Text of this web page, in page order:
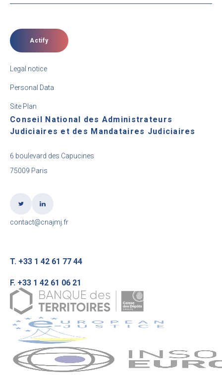
Actify
Legal notice
Personal Data
Site Plan
Conseil National des Administrateurs
Judiciaires et des Mandataires Judiciaires
6 boulevard des Capucines
75009 Paris
contact@cnajmj.fr
T. +33 1 42 61 77 44
F. +33 1 42 61 06 21